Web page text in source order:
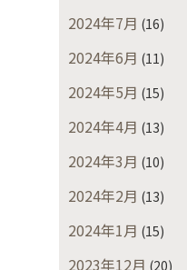
2024年7月 (16)
2024年6月 (11)
2024年5月 (15)
2024年4月 (13)
2024年3月 (10)
2024年2月 (13)
2024年1月 (15)
2023年12月 (20)